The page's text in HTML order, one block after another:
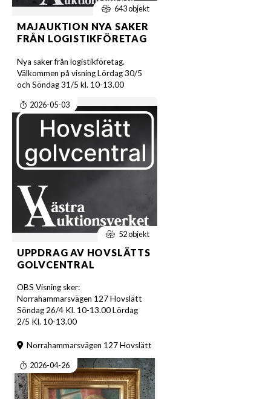
643 objekt
MAJAUKTION NYA SAKER
FRÅN LOGISTIKFÖRETAG
Nya saker från logistikföretag.
Välkommen på visning Lördag 30/5
och Söndag 31/5 kl. 10-13.00
2026-05-03
52 objekt
UPPDRAG AV HOVSLÄTTS
GOLVCENTRAL
OBS Visning sker:
Norrahammarsvägen 127 Hovslätt
Söndag 26/4 Kl. 10-13.00 Lördag
2/5 Kl. 10-13.00
Norrahammarsvägen 127 Hovslätt
2026-04-26